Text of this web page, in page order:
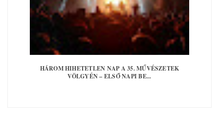
HÁROM HIHETETLEN NAP A 35. MŰVÉSZETEK
VÖLGYÉN – ELSŐ NAPI BE...